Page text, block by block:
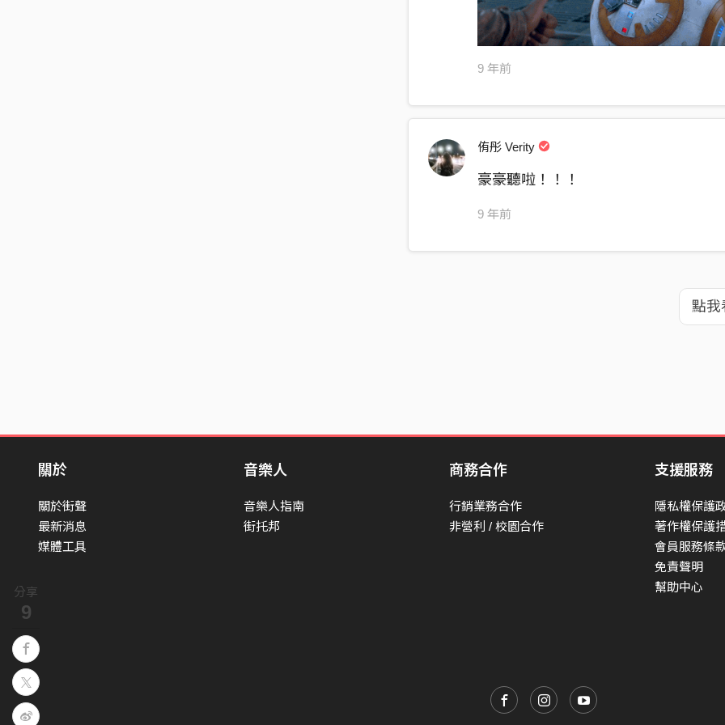
分享
9
9 年前
侑彤 Verity
豪豪聽啦！！！
9 年前
點我
關於
關於街聲
最新消息
媒體工具
音樂人
音樂人指南
街托邦
商務合作
行銷業務合作
非營利 / 校園合作
支援服務
隱私權保護
著作權保護
會員服務條
免責聲明
幫助中心